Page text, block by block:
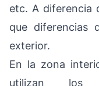
etc. A diferencia
que diferencias
exterior.
En la zona
utilizan los